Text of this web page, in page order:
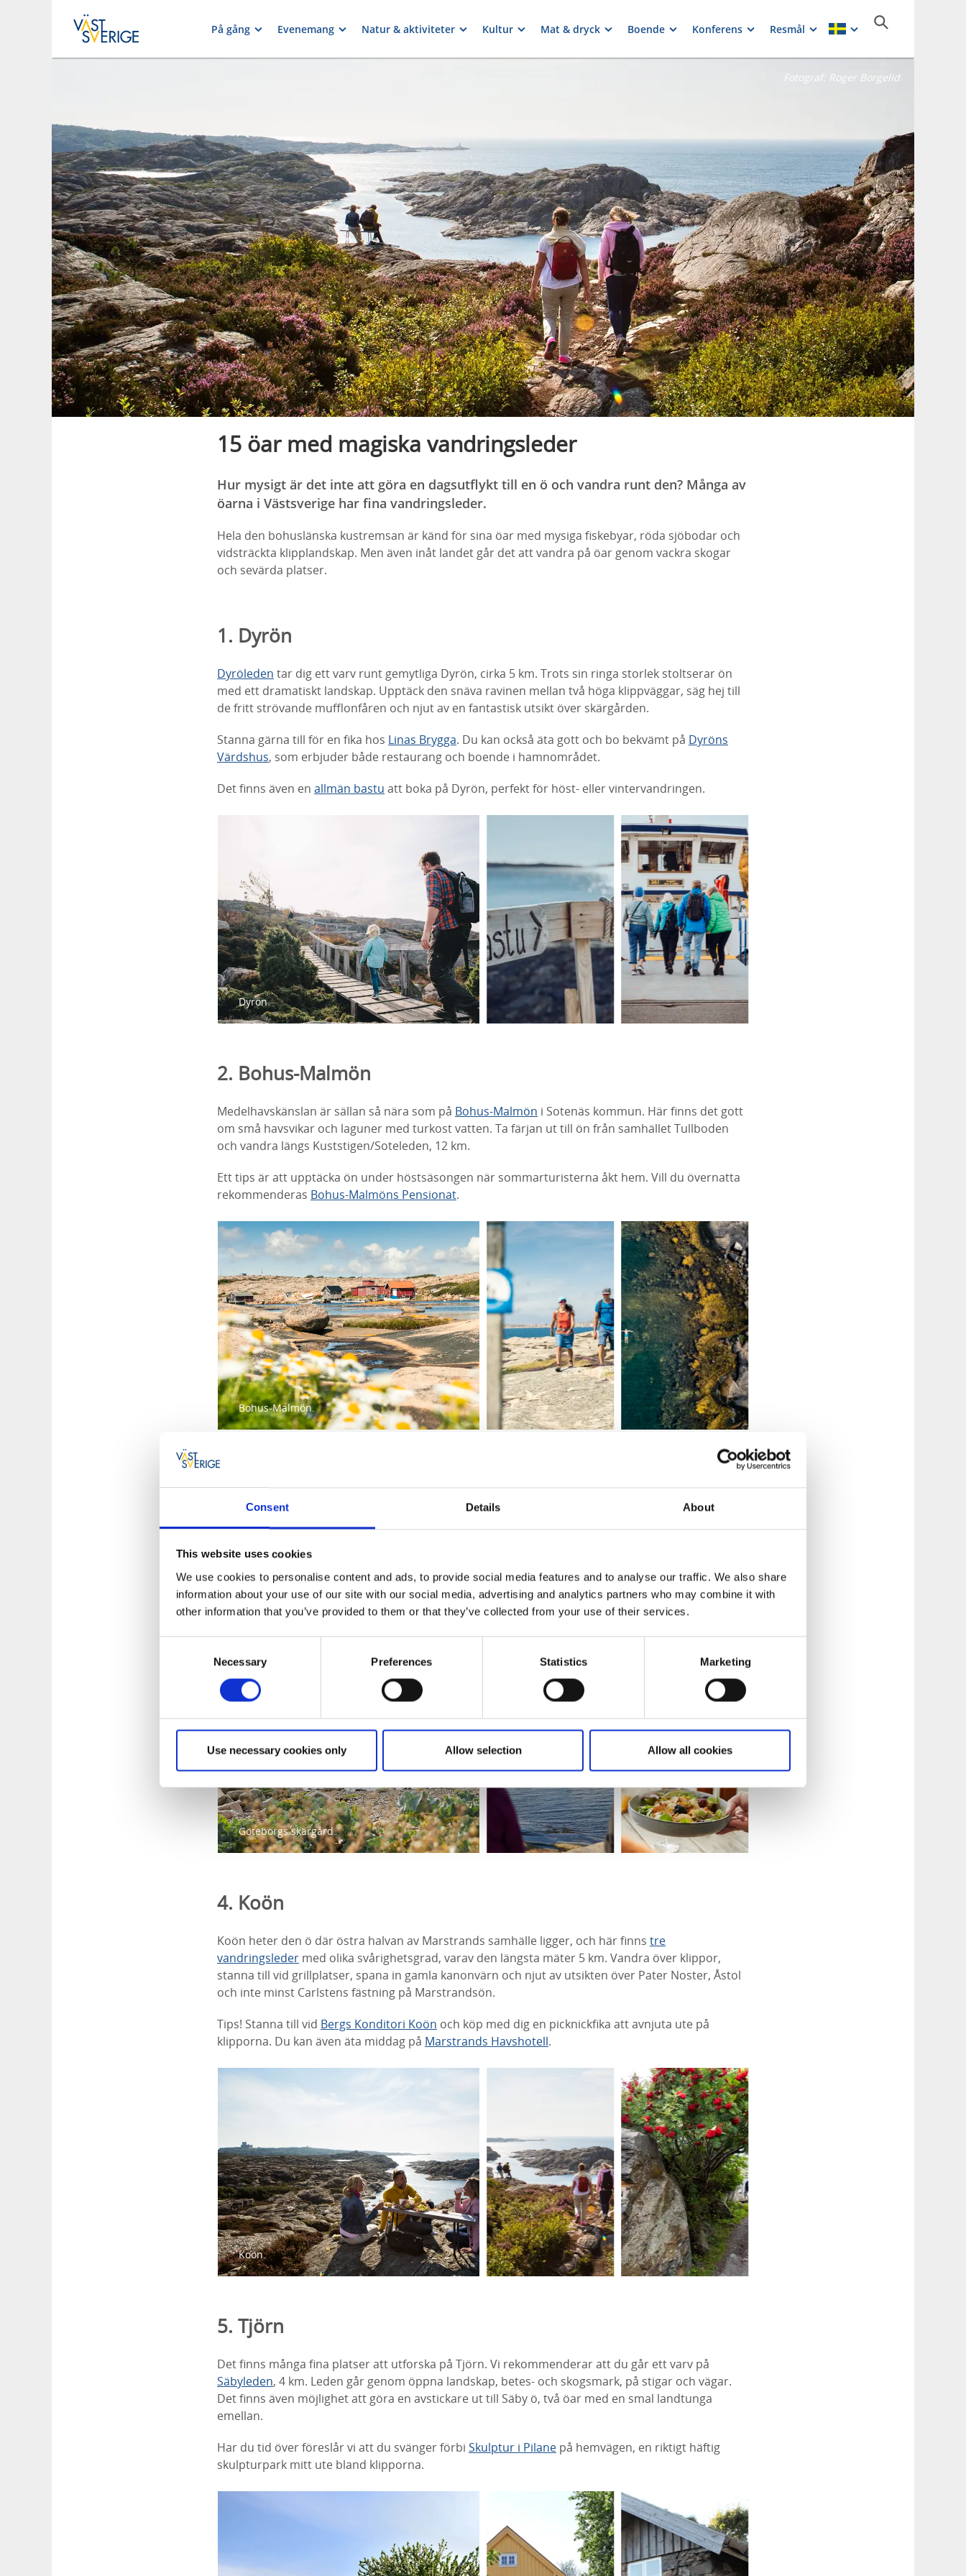
Consent Details About
This website uses cookies
We use cookies to personalise content and ads, to provide social media features and to analyse our traffic. We also share
information about your use of our site with our social media, advertising and analytics partners who may combine it with
other information that you’ve provided to them or that they’ve collected from your use of their services.
Necessary Preferences Statistics Marketing
Use necessary cookies only Allow selection Allow all cookies
På gång Evenemang Natur & aktiviteter Kultur Mat & dryck Boende Konferens Resmål
Fotograf: Roger Borgelid
15 öar med magiska vandringsleder
Hur mysigt är det inte att göra en dagsutflykt till en ö och vandra runt den? Många av
öarna i Västsverige har fina vandringsleder.
Hela den bohuslänska kustremsan är känd för sina öar med mysiga fiskebyar, röda sjöbodar och
vidsträckta klipplandskap. Men även inåt landet går det att vandra på öar genom vackra skogar
och sevärda platser.
1. Dyrön
Dyröleden tar dig ett varv runt gemytliga Dyrön, cirka 5 km. Trots sin ringa storlek stoltserar ön
med ett dramatiskt landskap. Upptäck den snäva ravinen mellan två höga klippväggar, säg hej till
de fritt strövande mufflonfåren och njut av en fantastisk utsikt över skärgården.
Stanna gärna till för en fika hos Linas Brygga. Du kan också äta gott och bo bekvämt på Dyröns
Värdshus, som erbjuder både restaurang och boende i hamnområdet.
Det finns även en allmän bastu att boka på Dyrön, perfekt för höst- eller vintervandringen.
Dyrön.
2. Bohus-Malmön
Medelhavskänslan är sällan så nära som på Bohus-Malmön i Sotenäs kommun. Här finns det gott
om små havsvikar och laguner med turkost vatten. Ta färjan ut till ön från samhället Tullboden
och vandra längs Kuststigen/Soteleden, 12 km.
Ett tips är att upptäcka ön under höstsäsongen när sommarturisterna åkt hem. Vill du övernatta
rekommenderas Bohus-Malmöns Pensionat.
Bohus-Malmön.
Hönö och välj sedan om du vill vandra söderut mot Fotö eller över till Öcker, Hälsö och sen
vidare till Hyppeln och Knippla. Hela Göteborgs skärgårdsled är 35 km och består av fem etapper
som du kan läsa mer om här:
Göteborgs Skärgårdsled – Vandra i Göteborgs skärgård
Det finns gott om caféer och restauranger ute på öarna, bland annatLilling Cottage, Franses
Skärgårdspub,TullhusetochSkärgårdshotellet Hönö.
Göteborgs skärgård.
4. Koön
Koön heter den ö där östra halvan av Marstrands samhälle ligger, och här finns tre
vandringsleder med olika svårighetsgrad, varav den längsta mäter 5 km. Vandra över klippor,
stanna till vid grillplatser, spana in gamla kanonvärn och njut av utsikten över Pater Noster, Åstol
och inte minst Carlstens fästning på Marstrandsön.
Tips! Stanna till vid Bergs Konditori Koön och köp med dig en picknickfika att avnjuta ute på
klipporna. Du kan även äta middag på Marstrands Havshotell.
Koön.
5. Tjörn
Det finns många fina platser att utforska på Tjörn. Vi rekommenderar att du går ett varv på
Säbyleden, 4 km. Leden går genom öppna landskap, betes- och skogsmark, på stigar och vägar.
Det finns även möjlighet att göra en avstickare ut till Säby ö, två öar med en smal landtunga
emellan.
Har du tid över föreslår vi att du svänger förbi Skulptur i Pilane på hemvägen, en riktigt häftig
skulpturpark mitt ute bland klipporna.